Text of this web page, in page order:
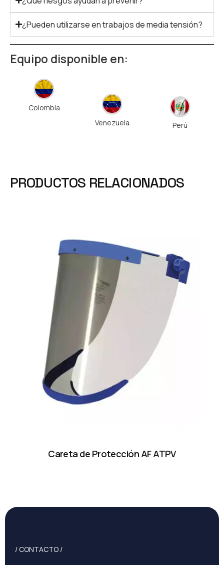
¿Pueden utilizarse en trabajos de media tensión?
Equipo disponible en:
Colombia
Venezuela
Perú
PRODUCTOS RELACIONADOS
Careta de Protección AF ATPV
/ CONTACTO /